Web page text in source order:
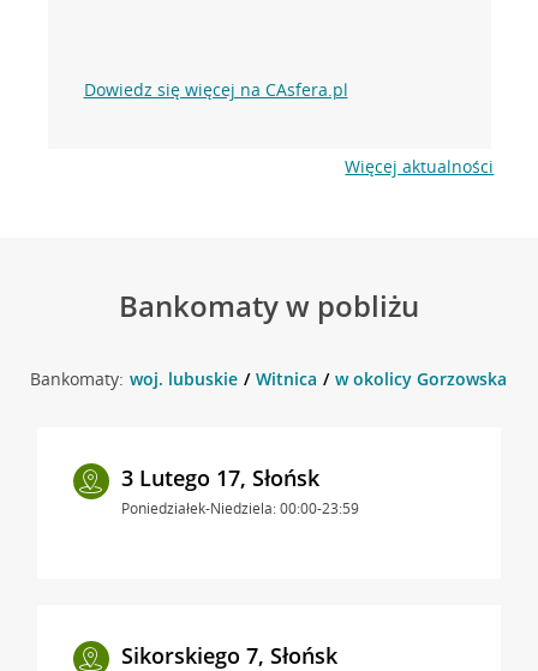
Dowiedz się więcej na CAsfera.pl
Więcej aktualności
Bankomaty w pobliżu
Bankomaty: woj. lubuskie Witnica w okolicy Gorzowska 6 ,
3 Lutego 17, Słońsk
Poniedziałek-Niedziela: 00:00-23:59
Sikorskiego 7, Słońsk